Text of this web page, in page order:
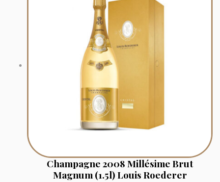
Champagne 2008 Millésime Brut
Magnum (1.5l) Louis Roederer